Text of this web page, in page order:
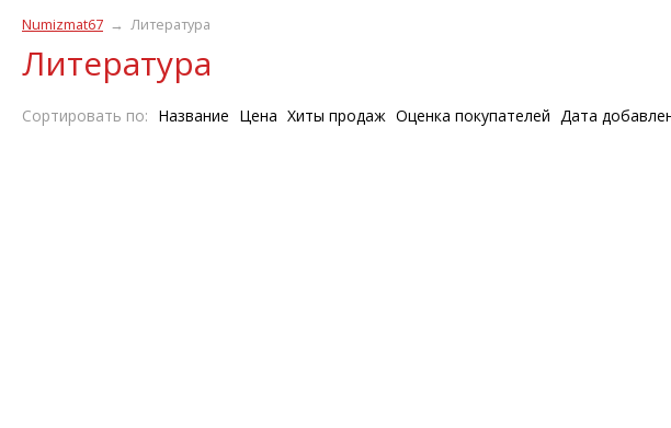
Numizmat67 → Литература
Литература
Сортировать по: Название Цена Хиты продаж Оценка покупателей Дата